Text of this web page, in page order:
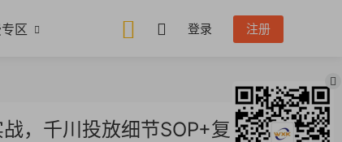
区 登录 注册
，千川投放细节SOP+复